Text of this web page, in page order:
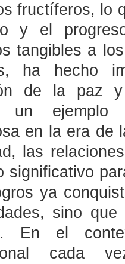
fructíferos, lo
y el
tangibles a
ha hecho
de la paz
un ejemplo
en la era de
las
significativo
ya
sino
En el
cada